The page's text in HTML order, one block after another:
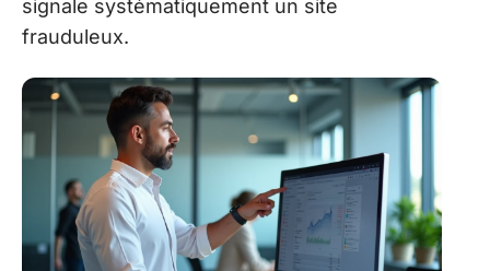
signale systématiquement un site
frauduleux.